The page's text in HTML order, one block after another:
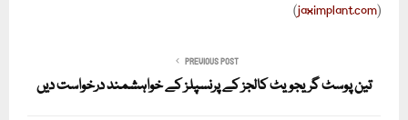
(jaximplant.com)
PREVIOUS POST
تین پوسٹ گریجویٹ کالجز کے پرنسپلز کے خواہشمند درخواست دیں